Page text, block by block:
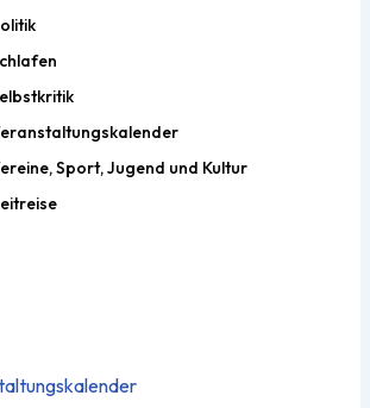
Sport, Jugend und Kultur